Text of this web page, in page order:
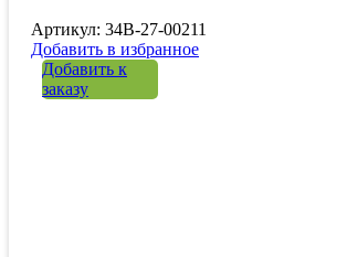
Артикул: 34B-27-00211
Добавить в избранное
Добавить к
заказу